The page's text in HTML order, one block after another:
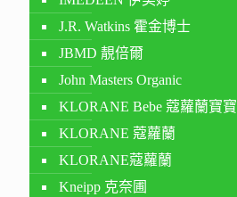
J.R. Watkins 霍金博士
JBMD 靚倍爾
John Masters Organic
KLORANE Bebe 蔻蘿蘭寶寶
KLORANE 蔻蘿蘭
KLORANE蔻蘿蘭
Kneipp 克奈圃